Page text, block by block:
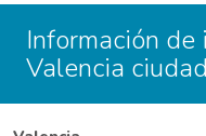
Información de
Valencia ciudad